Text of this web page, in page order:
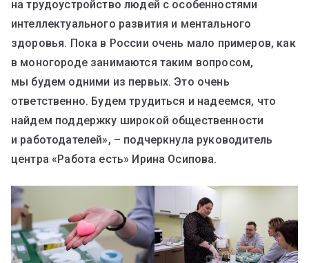
на трудоустройство людей с особенностями
интеллектуального развития и ментального
здоровья. Пока в России очень мало примеров, как
в моногороде занимаются таким вопросом,
мы будем одними из первых. Это очень
ответственно. Будем трудиться и надеемся, что
найдем поддержку широкой общественности
и работодателей», – подчеркнула руководитель
центра «Работа есть» Ирина Осипова.